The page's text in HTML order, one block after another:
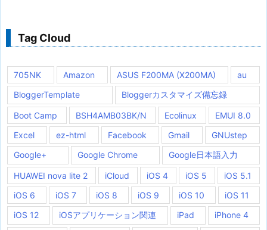
Tag Cloud
705NK Amazon ASUS F200MA (X200MA)
au
BloggerTemplate
Bloggerカスタマイズ備忘録
Boot Camp BSH4AMB03BK/N Ecolinux
EMUI 8.0
Excel
ez-html Facebook Gmail
GNUstep
Google+
Google Chrome Google日本語入力
HUAWEI nova lite 2 iCloud iOS 4 iOS 5
iOS 5.1
iOS 6
iOS 7 iOS 8 iOS 9 iOS 10
iOS 11
iOS 12
iOSアプリケーション関連 iPad iPhone 4